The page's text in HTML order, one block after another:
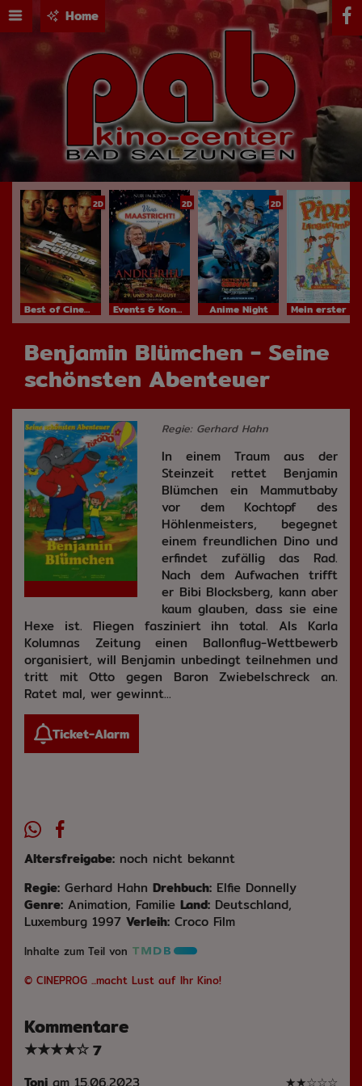
Home
2D
Best of Cinema
2D
Events & Konzerte
2D
Anime Night
Benjamin Blümchen - Seine
schönsten Abenteuer
Regie: Gerhard Hahn
In einem Traum aus der
Steinzeit rettet Benjamin
Blümchen ein Mammutbaby
vor dem Kochtopf des
Höhlenmeisters, begegnet
einem freundlichen Dino und
erfindet zufällig das Rad.
Nach dem Aufwachen trifft
er Bibi Blocksberg, kann aber
kaum glauben, dass sie eine
Hexe ist. Fliegen fasziniert ihn total. Als Karla
Kolumnas Zeitung einen Ballonflug-Wettbewerb
organisiert, will Benjamin unbedingt teilnehmen und
tritt mit Otto gegen Baron Zwiebelschreck an.
Ratet mal, wer gewinnt...
Ticket-Alarm
Altersfreigabe: noch nicht bekannt
Regie: Gerhard Hahn Drehbuch: Elfie Donnelly
Genre: Animation, Familie Land: Deutschland,
Luxemburg 1997 Verleih: Croco Film
Inhalte zum Teil von
© CINEPROG ...macht Lust auf Ihr Kino!
Kommentare
★★★★☆7